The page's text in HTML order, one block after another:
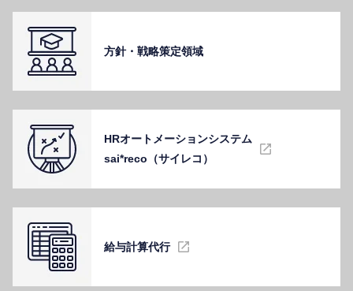
⽅針・戦略策定領域
HRオートメーションシステム
sai*reco（サイレコ）
給与計算代⾏